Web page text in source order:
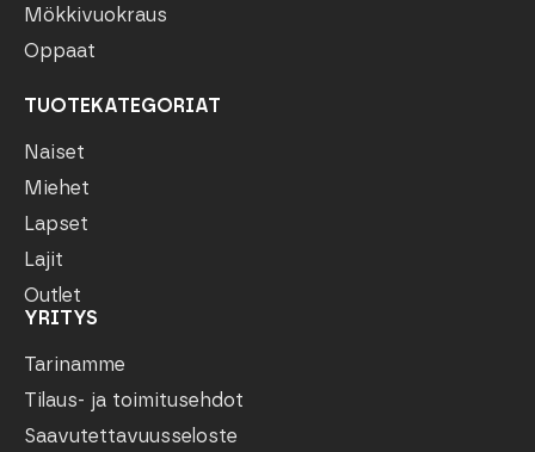
Mökkivuokraus
Oppaat
TUOTEKATEGORIAT
Naiset
Miehet
Lapset
Lajit
Outlet
YRITYS
Tarinamme
Tilaus- ja toimitusehdot
Saavutettavuusseloste